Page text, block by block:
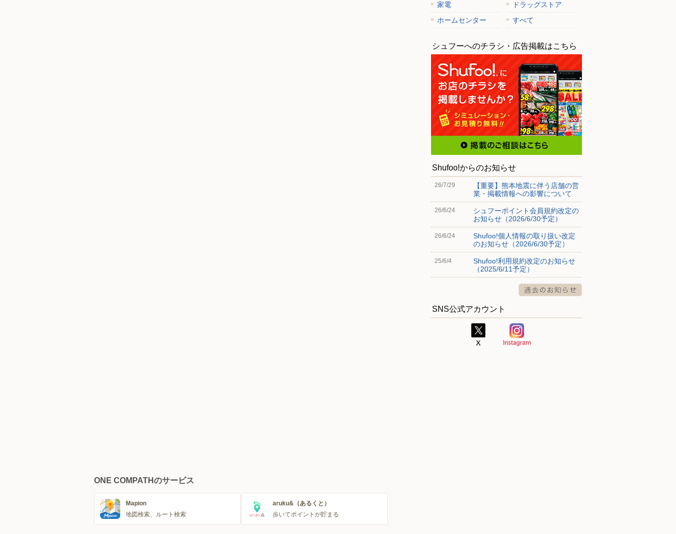
家電
ドラッグストア
ホームセンター
すべて
シュフーへのチラシ・広告掲載はこちら
Shufoo!からのお知らせ
26/7/29
【重要】熊本地震に伴う店舗の営
業・掲載情報への影響について
26/6/24
シュフーポイント会員規約改定の
お知らせ（2026/6/30予定）
26/6/24
Shufoo!個人情報の取り扱い改定
のお知らせ（2026/6/30予定）
25/6/4
Shufoo!利用規約改定のお知らせ
（2025/6/11予定）
SNS公式アカウント
ONE COMPATHのサービス
Mapion
地図検索、ルート検索
aruku&（あるくと）
歩いてポイントが貯まる